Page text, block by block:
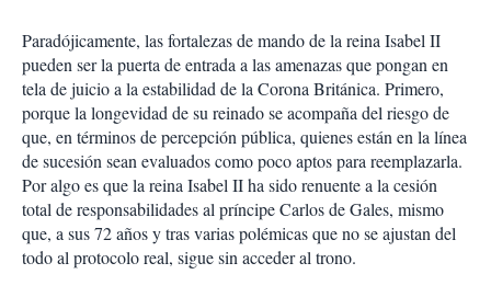
Paradójicamente, las fortalezas de mando de la reina Isabel II
pueden ser la puerta de entrada a las amenazas que pongan en
tela de juicio a la estabilidad de la Corona Británica. Primero,
porque la longevidad de su reinado se acompaña del riesgo de
que, en términos de percepción pública, quienes están en la línea
de sucesión sean evaluados como poco aptos para reemplazarla.
Por algo es que la reina Isabel II ha sido renuente a la cesión
total de responsabilidades al príncipe Carlos de Gales, mismo
que, a sus 72 años y tras varias polémicas que no se ajustan del
todo al protocolo real, sigue sin acceder al trono.